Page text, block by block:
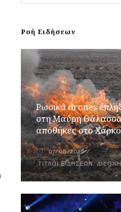
Ροή Ειδήσεων
Ρωσικά drones
στη Μαύρη Θάλασσα
αποθήκες στο
07/08/2026
ΤΊΤΛΟΙ ΕΙΔΉΣΕΩΝ,